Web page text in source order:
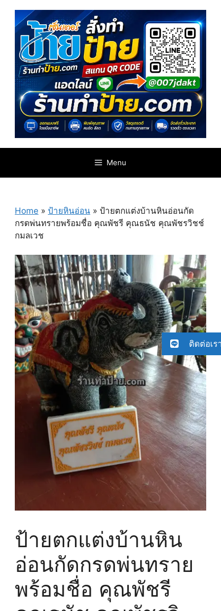
content
Menu
Home » ป้ายหินอ่อน » ป้ายตกแต่งบ้านหินอ่อนกัด
กรดพ่นทรายพร้อมชื่อ คุณพัชรี คุณธนัช คุณพัชรวิชช์
กมลเวช
ป้ายตกแต่งบ้านหิน
อ่อนกัดกรดพ่นทราย
พร้อมชื่อ คุณพัชรี
ติดต่อเร